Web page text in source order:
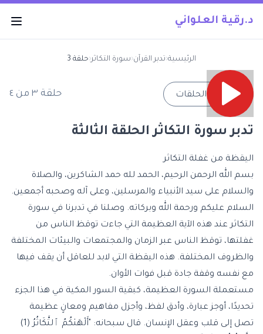
د.رقية العلواني
الرئيسية‹تدبر القرآن‹سورة التكاثر‹حلقة 3
→ جميع الحلقات حلقة ٣ من ٤
تدبر سورة التكاثر الحلقة الثالثة
اليقظة من غفلة التكاثر
بسم الله الرحمن الرحيم، الحمد لله حمد الشاكرين، والصلاة
والسلام على سيد الأنبياء والمرسلين، وعلى آله وصحبه أجمعين.
السلام عليكم ورحمة الله وبركاته. وصلنا في تدبرنا في سورة
التكاثرعند هذه الآية العظيمة التي جاءت توقظ الناس من
غفلتها، توقظ الناس عبر الزمان والمجتمعات والبيئات المختلفة
والظروف المختلفة. هذه اليقظة التي لابد للعاقل أن يقف فيها
مع نفسه وقفة جادة قبل فوات الأوان.
مستعملة السورة العظيمة، كبقية السور المكية في هذا الجزء
تحديدًا، أوجز عبارة، وأدق لفظ، وأجزل مفاهيم ومعانٍ عظيمة
تصل إلى قلب وعقل الإنسان. قال سبحانه: "
أَلْهَىٰكُمُ ٱلتَّكَاثُرُ (1)